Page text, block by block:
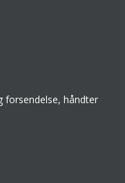
forsendelse, håndter